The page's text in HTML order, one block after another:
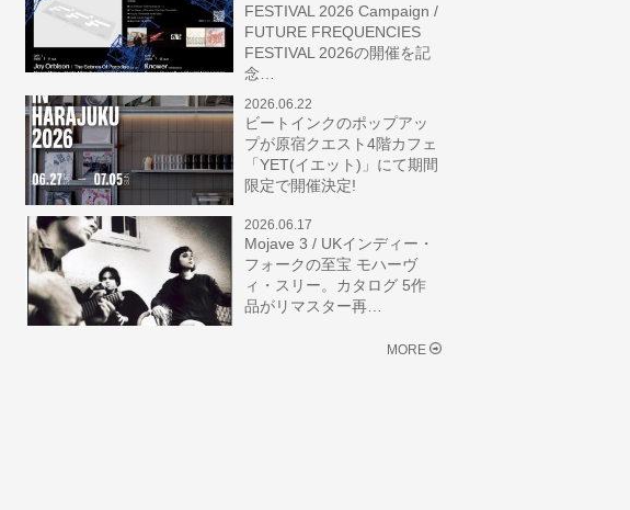
FESTIVAL 2026 Campaign /
FUTURE FREQUENCIES
FESTIVAL 2026の開催を記
念…
2026.06.22
ビートインクのポップアッ
プが原宿クエスト4階カフェ
「YET(イエット)」にて期間
限定で開催決定!
2026.06.17
Mojave 3 / UKインディー・
フォークの至宝 モハーヴ
ィ・スリー。カタログ 5作
品がリマスター再…
MORE